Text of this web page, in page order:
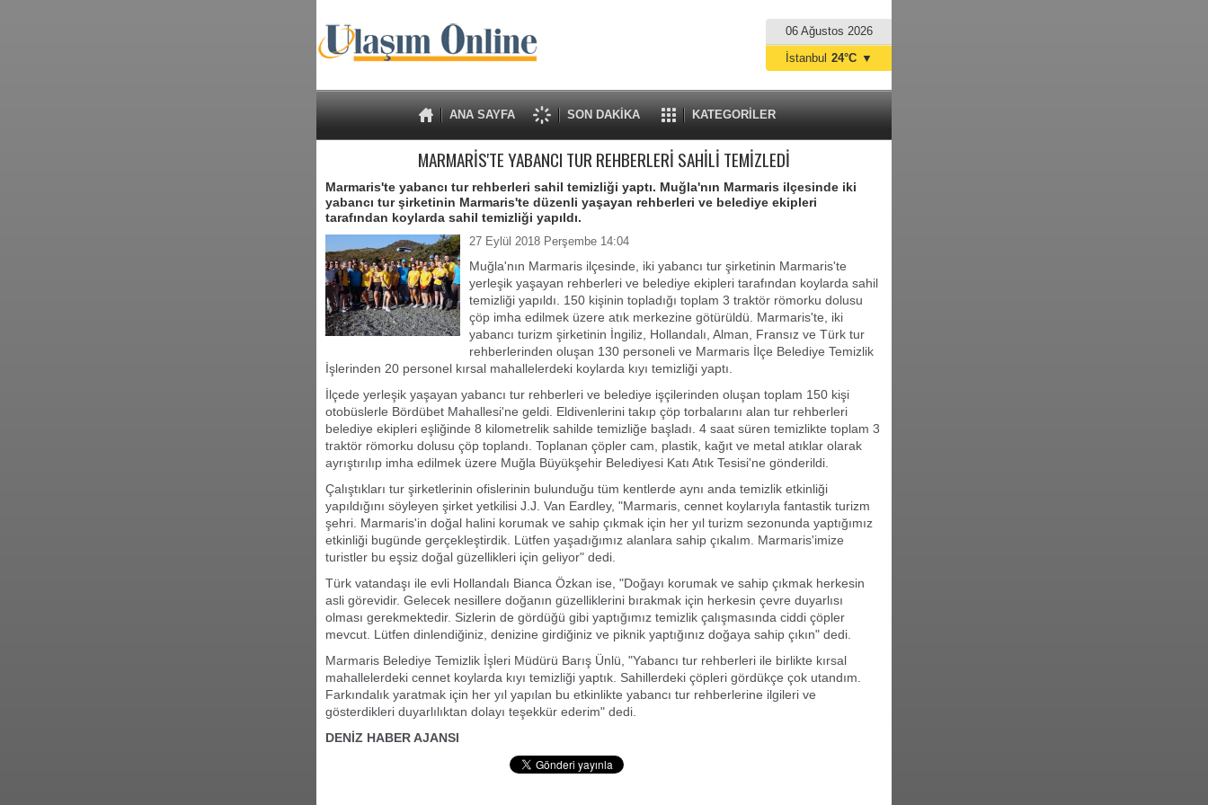
06 Ağustos 2026
ANA SAYFA SON DAKİKA KATEGORİLER
İstanbul 24°C ▼
MARMARİS'TE YABANCI TUR REHBERLERİ SAHİLİ TEMİZLEDİ
Marmaris'te yabancı tur rehberleri sahil temizliği yaptı. Muğla'nın Marmaris ilçesinde iki
yabancı tur şirketinin Marmaris'te düzenli yaşayan rehberleri ve belediye ekipleri
tarafından koylarda sahil temizliği yapıldı.
27 Eylül 2018 Perşembe 14:04
Muğla'nın Marmaris ilçesinde, iki yabancı tur şirketinin Marmaris'te
yerleşik yaşayan rehberleri ve belediye ekipleri tarafından koylarda sahil
temizliği yapıldı. 150 kişinin topladığı toplam 3 traktör römorku dolusu
çöp imha edilmek üzere atık merkezine götürüldü. Marmaris'te, iki
yabancı turizm şirketinin İngiliz, Hollandalı, Alman, Fransız ve Türk tur
rehberlerinden oluşan 130 personeli ve Marmaris İlçe Belediye Temizlik
İşlerinden 20 personel kırsal mahallelerdeki koylarda kıyı temizliği yaptı.
İlçede yerleşik yaşayan yabancı tur rehberleri ve belediye işçilerinden oluşan toplam 150 kişi
otobüslerle Bördübet Mahallesi'ne geldi. Eldivenlerini takıp çöp torbalarını alan tur rehberleri
belediye ekipleri eşliğinde 8 kilometrelik sahilde temizliğe başladı. 4 saat süren temizlikte toplam 3
traktör römorku dolusu çöp toplandı. Toplanan çöpler cam, plastik, kağıt ve metal atıklar olarak
ayrıştırılıp imha edilmek üzere Muğla Büyükşehir Belediyesi Katı Atık Tesisi'ne gönderildi.
Çalıştıkları tur şirketlerinin ofislerinin bulunduğu tüm kentlerde aynı anda temizlik etkinliği
yapıldığını söyleyen şirket yetkilisi J.J. Van Eardley, "Marmaris, cennet koylarıyla fantastik turizm
şehri. Marmaris'in doğal halini korumak ve sahip çıkmak için her yıl turizm sezonunda yaptığımız
etkinliği bugünde gerçekleştirdik. Lütfen yaşadığımız alanlara sahip çıkalım. Marmaris'imize
turistler bu eşsiz doğal güzellikleri için geliyor" dedi.
Türk vatandaşı ile evli Hollandalı Bianca Özkan ise, "Doğayı korumak ve sahip çıkmak herkesin
asli görevidir. Gelecek nesillere doğanın güzelliklerini bırakmak için herkesin çevre duyarlısı
olması gerekmektedir. Sizlerin de gördüğü gibi yaptığımız temizlik çalışmasında ciddi çöpler
mevcut. Lütfen dinlendiğiniz, denizine girdiğiniz ve piknik yaptığınız doğaya sahip çıkın" dedi.
Marmaris Belediye Temizlik İşleri Müdürü Barış Ünlü, "Yabancı tur rehberleri ile birlikte kırsal
mahallelerdeki cennet koylarda kıyı temizliği yaptık. Sahillerdeki çöpleri gördükçe çok utandım.
Farkındalık yaratmak için her yıl yapılan bu etkinlikte yabancı tur rehberlerine ilgileri ve
gösterdikleri duyarlılıktan dolayı teşekkür ederim" dedi.
DENİZ HABER AJANSI